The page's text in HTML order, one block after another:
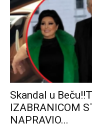
Skandal u
IZABRANICOM
NAPRAVIO...